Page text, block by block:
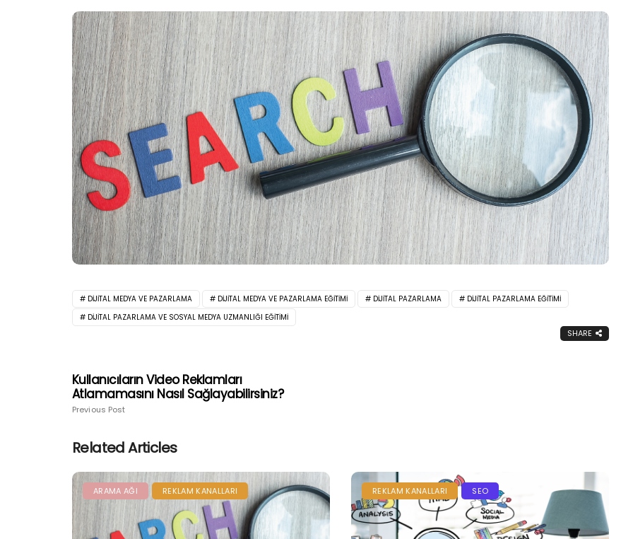
DIJITAL MEDYA VE PAZARLAMA DIJITAL MEDYA VE PAZARLAMA EĞITIMI DIJITAL PAZARLAMA
DIJITAL PAZARLAMA EĞITIMI
DIJITAL PAZARLAMA VE SOSYAL MEDYA UZMANLIĞI EĞITIMI
SHARE
Kullanıcıların Video Reklamları
Atlamamasını Nasıl Sağlayabilirsiniz?
Previous Post
Related Articles
ARAMA AĞI REKLAM KANALLARI REKLAM KANALLARI SEO